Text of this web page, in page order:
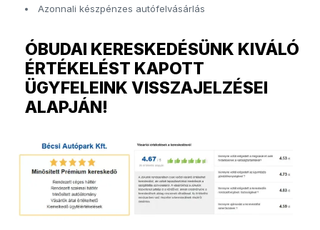
Azonnali készpénzes autófelvásárlás
ÓBUDAI KERESKEDÉSÜNK KIVÁLÓ
ÉRTÉKELÉST KAPOTT
ÜGYFELEINK VISSZAJELZÉSEI
ALAPJÁN!